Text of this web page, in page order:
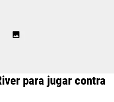
para jugar contra